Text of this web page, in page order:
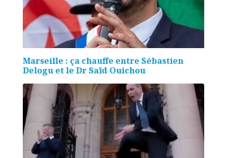
Marseille : ça chauffe entre Sébastien
Delogu et le Dr Saïd Ouichou